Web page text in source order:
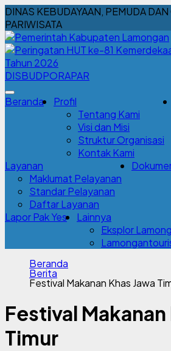
DINAS KEBUDAYAAN, PEMUDA
PARIWISATA
DISBUDPORAPAR
Beranda
Profil
Tentang Kami
Visi dan Misi
Struktur Organisasi
Kontak Kami
Layanan
Maklumat Pelayanan
Standar Pelayanan
Daftar Layanan
Lapor Pak Yes
Lainnya
Eksplor
Beranda
Berita
Festival Makanan Khas Jawa
Festival Makanan
Timur